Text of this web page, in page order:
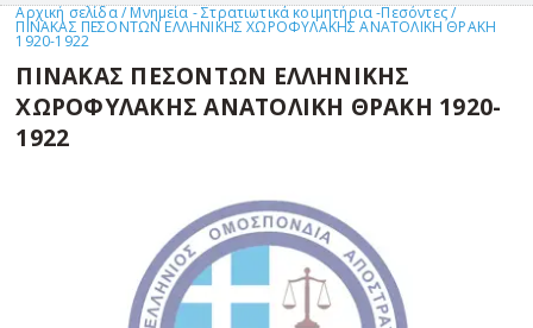
Αρχική σελίδα/Μνημεία - Στρατιωτικά κοιμητήρια -Πεσόντες/
ΠΙΝΑΚΑΣ ΠΕΣΟΝΤΩΝ ΕΛΛΗΝΙΚΗΣ ΧΩΡΟΦΥΛΑΚΗΣ ΑΝΑΤΟΛΙΚΗ ΘΡΑΚΗ
1920-1922
ΠΙΝΑΚΑΣ ΠΕΣΟΝΤΩΝ ΕΛΛΗΝΙΚΗΣ
ΧΩΡΟΦΥΛΑΚΗΣ ΑΝΑΤΟΛΙΚΗ ΘΡΑΚΗ 1920-
1922